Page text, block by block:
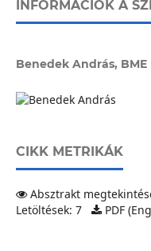
INFORMÁCIÓK A
Benedek András,
CIKK METRIKÁK
Absztrakt
Letöltések: 7
PDF